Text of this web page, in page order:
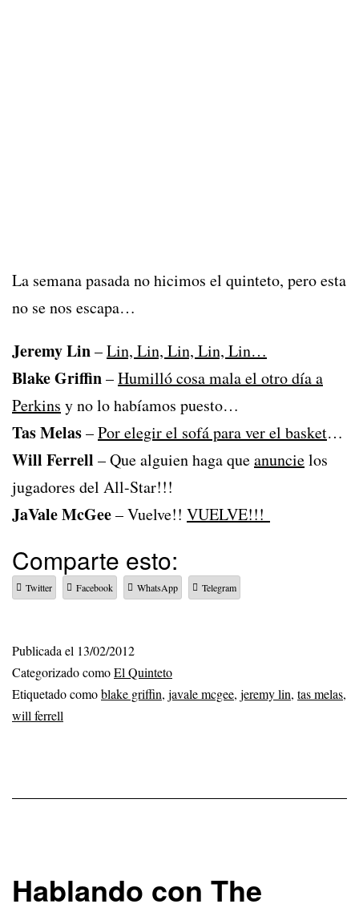
La semana pasada no hicimos el quinteto, pero esta
no se nos escapa…
Jeremy Lin–Lin, Lin, Lin, Lin, Lin…
Blake Griffin–Humilló cosa mala el otro día a
Perkins y no lo habíamos puesto…
Tas Melas–Por elegir el sofá para ver el basket…
Will Ferrell – Que alguien haga queanuncielos
jugadores del All-Star!!!
JaVale McGee– Vuelve!! VUELVE!!!
Comparte esto:
Twitter Facebook WhatsApp Telegram
Publicada el 13/02/2012
Categorizado comoEl Quinteto
Etiquetado comoblake griffin, javale mcgee, jeremy lin, tas melas,
will ferrell
Hablando con The